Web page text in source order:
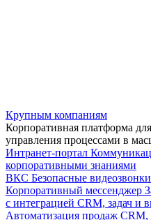
Крупным компаниям
Корпоративная платформа
управления процессами в
Интранет-портал
корпоративными знаниями
ВКС Безопасные
Корпоративный мессенджер
с интеграцией CRM, задач и
Автоматизация продаж CRM,